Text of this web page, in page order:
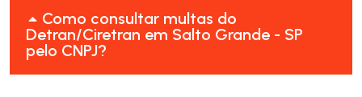
Como consultar multas do
Detran/Ciretran em Salto Grande - SP
pelo CNPJ?